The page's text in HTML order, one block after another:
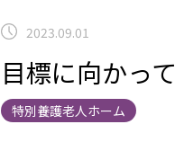
2023.09.01
目標に向かって
特別養護老人ホーム